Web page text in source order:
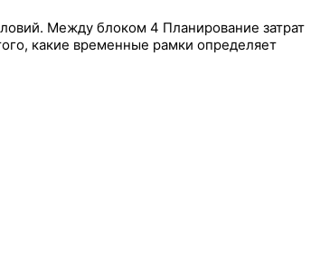
Между блоком 4 Планирование затрат
какие временные рамки определяет